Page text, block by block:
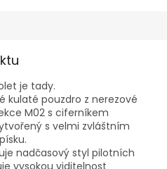
je tady.
kulaté pouzdro z nerezové
M02 s ciferníkem
s velmi zvláštním
nadčasový styl pilotních